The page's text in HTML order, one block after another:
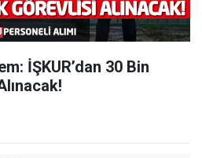
İŞKUR’dan 30 Bin